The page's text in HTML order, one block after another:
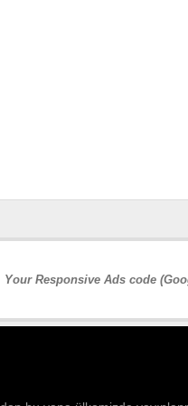
Your Responsive Ads code